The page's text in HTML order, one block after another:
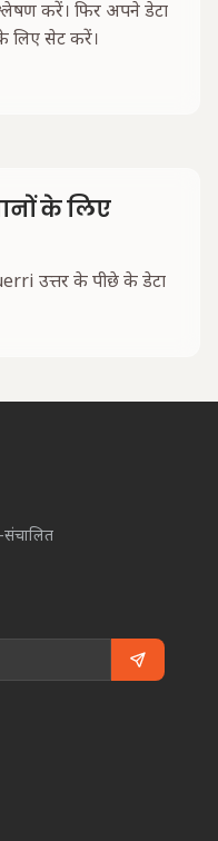
करें। फिर अपने डेटा
लिए सेट करें।
के लिए
उत्तर के पीछे के डेटा
संचालित